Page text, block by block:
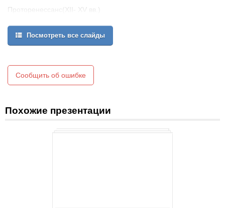
Проторенессанс(ХII- XV вв.)
Высокое Возрождение(конец XV – начало XVI в.)
Позднее Возрождение(последние две трети XVI в.)
Посмотреть все слайды
Сообщить об ошибке
Похожие презентации